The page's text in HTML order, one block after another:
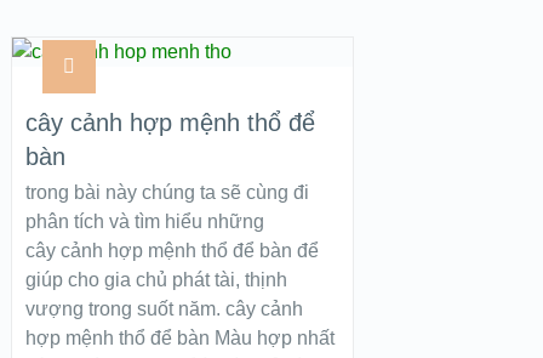
cây cảnh hợp mệnh thổ để
bàn
trong bài này chúng ta sẽ cùng đi
phân tích và tìm hiểu những
cây cảnh hợp mệnh thổ để bàn để
giúp cho gia chủ phát tài, thịnh
vượng trong suốt năm. cây cảnh
hợp mệnh thổ để bàn Màu hợp nhất